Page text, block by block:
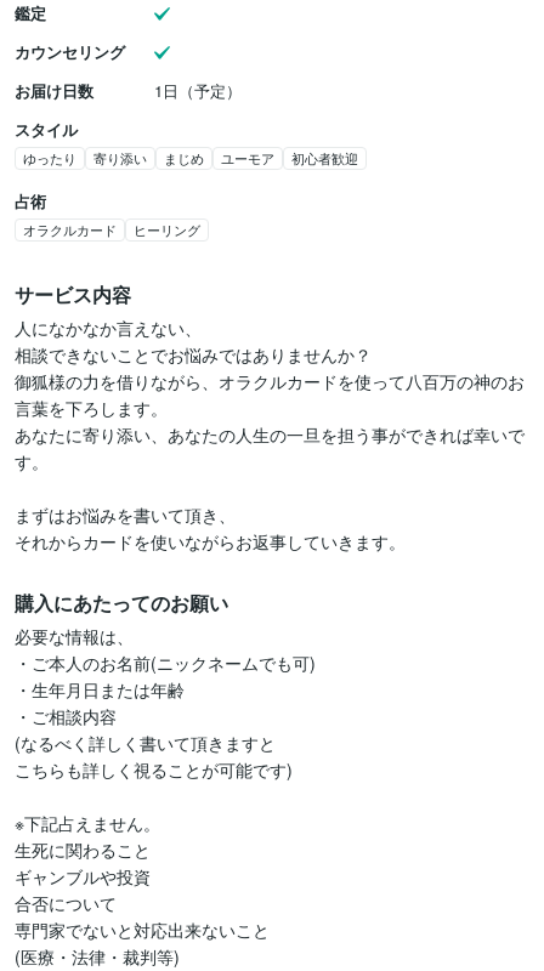
鑑定
カウンセリング
お届け日数
1日（予定）
スタイル
ゆったり 寄り添い まじめ ユーモア 初心者歓迎
占術
オラクルカード ヒーリング
サービス内容
人になかなか言えない、
相談できないことでお悩みではありませんか？
御狐様の力を借りながら、オラクルカードを使って八百万の神のお
言葉を下ろします。
あなたに寄り添い、あなたの人生の一旦を担う事ができれば幸いで
す。
まずはお悩みを書いて頂き、
それからカードを使いながらお返事していきます。
購入にあたってのお願い
必要な情報は、
・ご本人のお名前(ニックネームでも可)
・生年月日または年齢
・ご相談内容
(なるべく詳しく書いて頂きますと
こちらも詳しく視ることが可能です)
※下記占えません。
生死に関わること
ギャンブルや投資
合否について
専門家でないと対応出来ないこと
(医療・法律・裁判等)